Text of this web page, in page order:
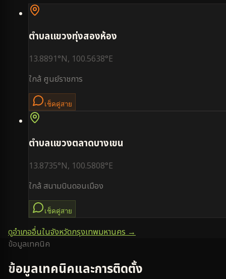
ตำบลแขวงทุ่งสองห้อง
13.8891°N, 100.5638°E
ใกล้ ศูนย์ราชการ
เช็คคู่สาย
ตำบลแขวงตลาดบางเขน
13.8735°N, 100.5808°E
ใกล้สนามบินดอนเมือง
เช็คคู่สาย
ดูอำเภออื่นในจังหวัดกรุงเทพมหานคร→
ข้อมูลเทคนิค
ข้อมูลเทคนิคและการติดตั้ง